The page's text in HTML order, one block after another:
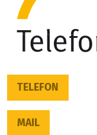
TELEFON
MAIL